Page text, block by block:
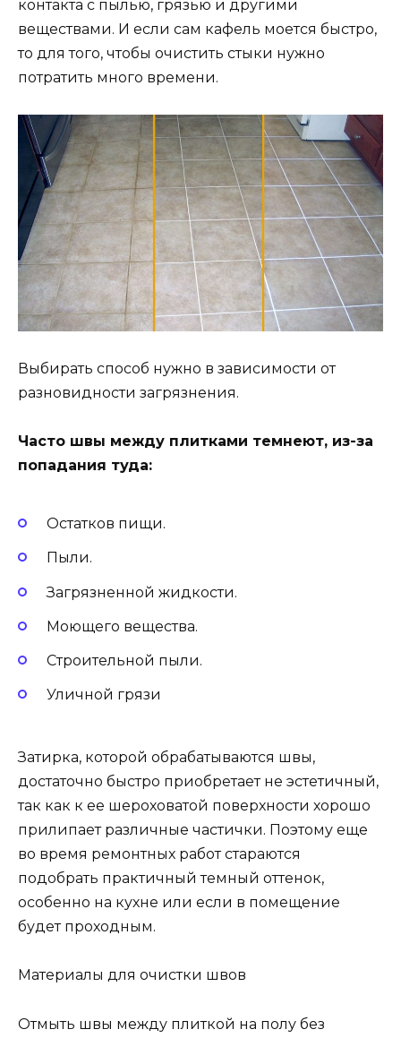
контакта с пылью, грязью и другими
веществами. И если сам кафель моется быстро,
то для того, чтобы очистить стыки нужно
потратить много времени.
Выбирать способ нужно в зависимости от
разновидности загрязнения.
Часто швы между плитками темнеют, из-за
попадания туда:
Остатков пищи.
Пыли.
Загрязненной жидкости.
Моющего вещества.
Строительной пыли.
Уличной грязи
Затирка, которой обрабатываются швы,
достаточно быстро приобретает не эстетичный,
так как к ее шероховатой поверхности хорошо
прилипает различные частички. Поэтому еще
во время ремонтных работ стараются
подобрать практичный темный оттенок,
особенно на кухне или если в помещение
будет проходным.
Материалы для очистки швов
Отмыть швы между плиткой на полу без